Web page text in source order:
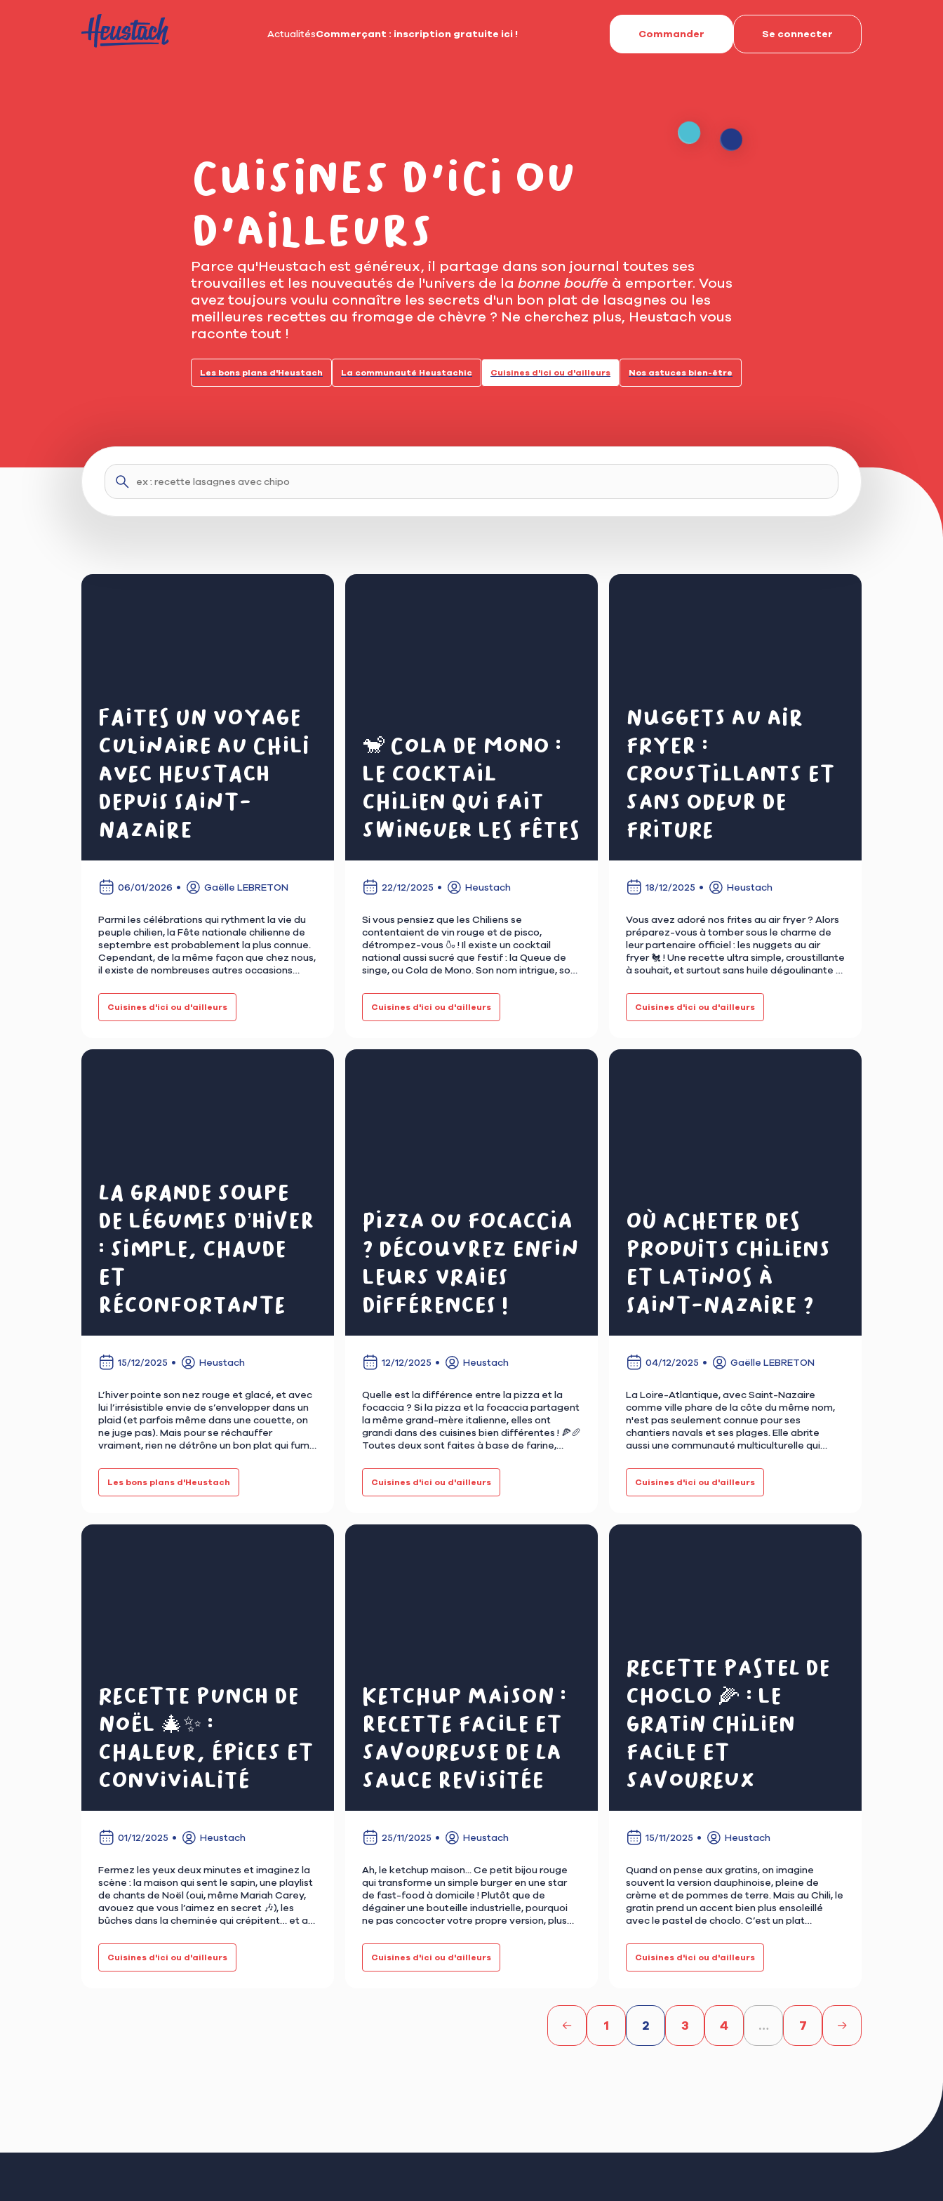
ActualitésCommerçant : inscription gratuite ici ! Commander Se connecter
Cuisines d'ici ou
d'ailleurs
Parce qu'Heustach est généreux, il partage dans son journal toutes ses
trouvailles et les nouveautés de l'univers de la bonne bouffe à emporter. Vous
avez toujours voulu connaître les secrets d'un bon plat de lasagnes ou les
meilleures recettes au fromage de chèvre ? Ne cherchez plus, Heustach vous
raconte tout !
Les bons plans d'Heustach La communauté Heustachic Cuisines d'ici ou d'ailleurs Nos astuces bien-être
Faites un voyage
culinaire au Chili
avec Heustach
depuis Saint-
Nazaire
06/01/2026 Gaëlle LEBRETON
Parmi les célébrations qui rythment la vie du
peuple chilien, la Fête nationale chilienne de
septembre est probablement la plus connue.
Cependant, de la même façon que chez nous,
il existe de nombreuses autres occasions
Cuisines d'ici ou d'ailleurs
🐒 Cola de Mono :
le cocktail
chilien qui fait
swinguer les fêtes
22/12/2025 Heustach
Si vous pensiez que les Chiliens se
contentaient de vin rouge et de pisco,
détrompez-vous 🍶 ! Il existe un cocktail
national aussi sucré que festif : la Queue de
singe, ou Cola de Mono. Son nom intrigue, son
Cuisines d'ici ou d'ailleurs
Nuggets au air
fryer :
croustillants et
sans odeur de
friture
18/12/2025 Heustach
Vous avez adoré nos frites au air fryer ? Alors
préparez-vous à tomber sous le charme de
leur partenaire officiel : les nuggets au air
fryer 🐔 ! Une recette ultra simple, croustillante
à souhait, et surtout sans huile dégoulinante ni
Cuisines d'ici ou d'ailleurs
La grande soupe
de légumes d’hiver
: simple, chaude
et
réconfortante
15/12/2025 Heustach
L’hiver pointe son nez rouge et glacé, et avec
lui l’irrésistible envie de s’envelopper dans un
plaid (et parfois même dans une couette, on
ne juge pas). Mais pour se réchauffer
vraiment, rien ne détrône un bon plat qui fume
Les bons plans d'Heustach Cuisines d'ici ou d'ailleurs
Pizza ou focaccia
? Découvrez enfin
leurs vraies
différences !
12/12/2025 Heustach
Quelle est la différence entre la pizza et la
focaccia ? Si la pizza et la focaccia partagent
la même grand-mère italienne, elles ont
grandi dans des cuisines bien différentes ! 🍕🥖
Toutes deux sont faites à base de farine,
Cuisines d'ici ou d'ailleurs
Où acheter des
produits chiliens
et latinos à
Saint-Nazaire ?
04/12/2025 Gaëlle LEBRETON
La Loire-Atlantique, avec Saint-Nazaire
comme ville phare de la côte du même nom,
n'est pas seulement connue pour ses
chantiers navals et ses plages. Elle abrite
aussi une communauté multiculturelle qui
Cuisines d'ici ou d'ailleurs
Recette punch de
Noël 🎄✨ :
chaleur, épices et
convivialité
01/12/2025 Heustach
Fermez les yeux deux minutes et imaginez la
scène : la maison qui sent le sapin, une playlist
de chants de Noël (oui, même Mariah Carey,
avouez que vous l’aimez en secret 🎶), les
bûches dans la cheminée qui crépitent… et au
Cuisines d'ici ou d'ailleurs
Ketchup maison :
recette facile et
savoureuse de LA
sauce revisitée
25/11/2025 Heustach
Ah, le ketchup maison... Ce petit bijou rouge
qui transforme un simple burger en une star
de fast-food à domicile ! Plutôt que de
dégainer une bouteille industrielle, pourquoi
ne pas concocter votre propre version, plus
Cuisines d'ici ou d'ailleurs
Recette pastel de
choclo 🌽 : le
gratin chilien
facile et
savoureux
15/11/2025 Heustach
Quand on pense aux gratins, on imagine
souvent la version dauphinoise, pleine de
crème et de pommes de terre. Mais au Chili, le
gratin prend un accent bien plus ensoleillé
avec le pastel de choclo. C’est un plat
Cuisines d'ici ou d'ailleurs
1 2 3 4 … 7